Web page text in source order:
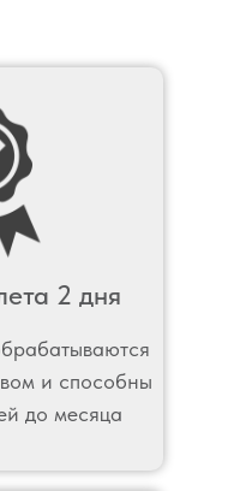
2 дня
и способны
до месяца